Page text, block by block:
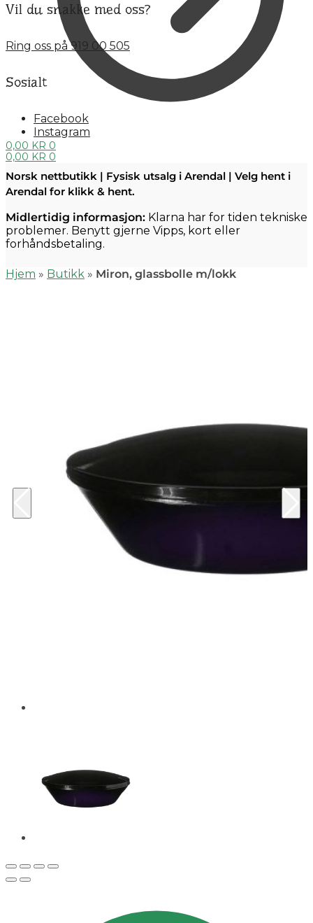
0,00 KR 0
Vil du snakke med oss?
Ring oss på 919 00 505
Sosialt
Facebook
Instagram
0,00 KR 0
Norsk nettbutikk | Fysisk utsalg i Arendal | Velg hent i
Arendal for klikk & hent.
Midlertidig informasjon: Klarna har for tiden tekniske
problemer. Benytt gjerne Vipps, kort eller
forhåndsbetaling.
Hjem » Butikk » Miron, glassbolle m/lokk